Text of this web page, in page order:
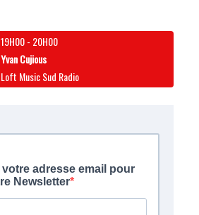
19H00- 20H00
Yvan Cujious
Loft Music Sud Radio